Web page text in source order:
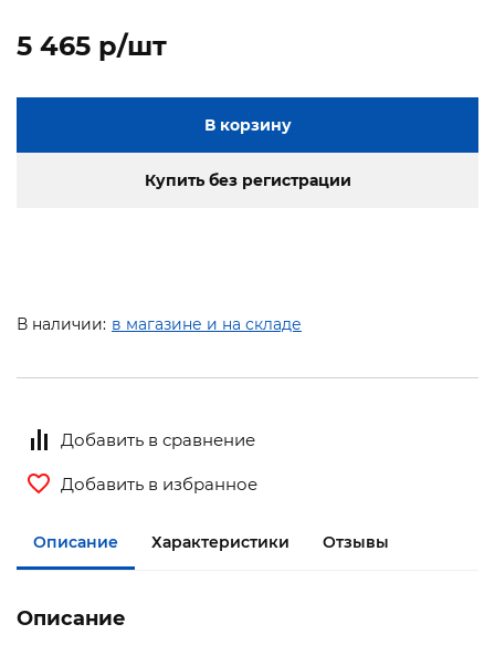
5 465 p/шт
В корзину
Купить без регистрации
В наличии: в магазине и на складе
Добавить в сравнение
Добавить в избранное
Описание Характеристики Отзывы
Описание